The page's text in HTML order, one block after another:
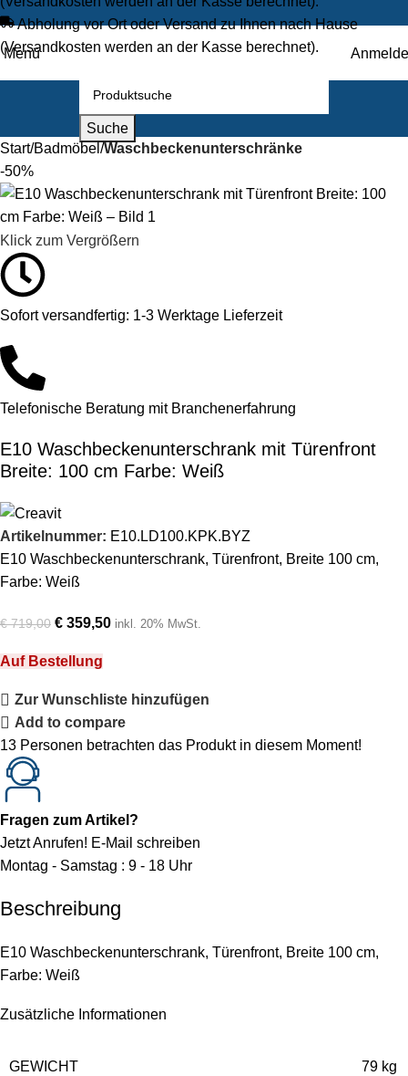
Abholung vor Ort oder Versand zu Ihnen nach Hause
(Versandkosten werden an der Kasse berechnet).
Menü
Suche
Start Badmöbel Waschbeckenunterschränke
-50%
Klick zum Vergrößern
Sofort versandfertig: 1-3 Werktage Lieferzeit
Telefonische Beratung mit Branchenerfahrung
E10 Waschbeckenunterschrank mit Türenfront
Breite: 100 cm Farbe: Weiß
Artikelnummer: E10.LD100.KPK.BYZ
E10 Waschbeckenunterschrank, Türenfront, Breite 100 cm,
Farbe: Weiß
€719,00 € 359,50 inkl. 20% MwSt.
Auf Bestellung
Zur Wunschliste hinzufügen
Add to compare
13 Personen betrachten das Produkt in diesem Moment!
Fragen zum Artikel?
Jetzt Anrufen! E-Mail schreiben
Montag - Samstag : 9 - 18 Uhr
Beschreibung
E10 Waschbeckenunterschrank, Türenfront, Breite 100 cm,
Farbe: Weiß
Zusätzliche Informationen
GEWICHT 79 kg